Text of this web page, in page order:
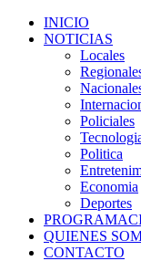
INICIO
NOTICIAS
Locales
Policiales
Politica
Economia
Deportes
QUIENES
CONTACTO